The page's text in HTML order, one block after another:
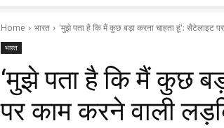
Home भारत 'मुझे पता है कि मैं कुछ बड़ा करना चाहता हूं': सैटेलाइट
भारत
‘मुझे पता है कि मैं कुछ
पर काम करने वाली